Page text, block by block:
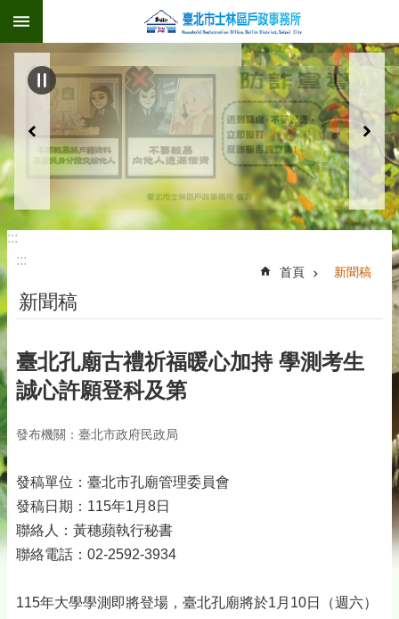
跳到主要內容區塊
:::
:::
首頁 新聞稿
新聞稿
臺北孔廟古禮祈福暖心加持 學測考生
誠心許願登科及第
發布機關：臺北市政府民政局
發稿單位：臺北市孔廟管理委員會
發稿日期：115年1月8日
聯絡人：黃穗蘋執行秘書
聯絡電話：02-2592-3934
115年大學學測即將登場，臺北孔廟將於1月10日（週六）